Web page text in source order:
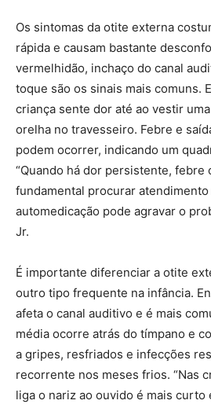
Os sintomas da otite externa
rápida e causam bastante
vermelhidão, inchaço do canal
toque são os sinais mais comuns.
criança sente dor até ao vestir
orelha no travesseiro. Febre e
podem ocorrer, indicando um
“Quando há dor persistente, febre
fundamental procurar
automedicação pode agravar o
Jr.
É importante diferenciar a otite
outro tipo frequente na infância.
afeta o canal auditivo e é mais
média ocorre atrás do tímpano e
a gripes, resfriados e infecções
recorrente nos meses frios. “Nas
liga o nariz ao ouvido é mais curto